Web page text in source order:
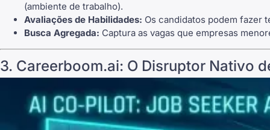
(ambiente de trabalho).
Avaliações de Habilidades: Os candidatos podem fazer
Busca Agregada: Captura as vagas que empresas
3. Careerboom.ai: O Disruptor Nativo